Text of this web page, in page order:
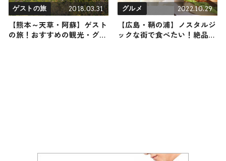
ゲストの旅 2018.03.31
【熊本～天草・阿蘇】ゲスト
の旅！おすすめの観光・グル
グルメ 2022.10.29
【広島・鞆の浦】ノスタルジ
ックな街で食べたい！絶品グ